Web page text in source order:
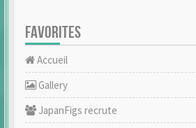
FAVORITES
Accueil
Gallery
JapanFigs recrute